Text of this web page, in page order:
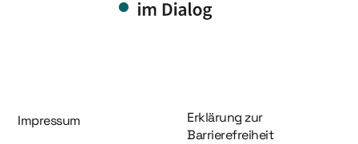
Information und Service
Impressum
Erklärung zur
Barrierefreiheit